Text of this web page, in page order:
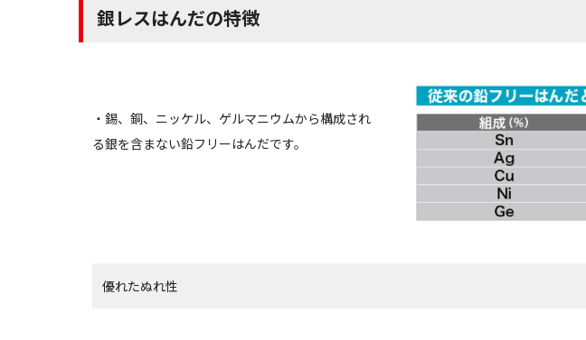
銀レスはんだの特徴
・錫、銅、ニッケル、ゲルマニウムから構成され
る銀を含まない鉛フリーはんだです。
優れたぬれ性